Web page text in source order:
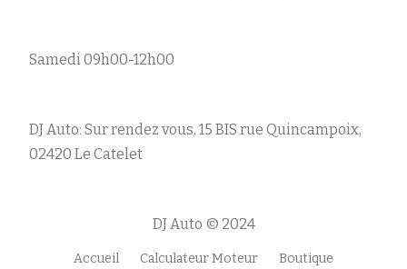
Samedi 09h00-12h00
DJ Auto: Sur rendez vous, 15 BIS rue Quincampoix,
02420 Le Catelet
DJ Auto © 2024
Accueil Calculateur Moteur Boutique